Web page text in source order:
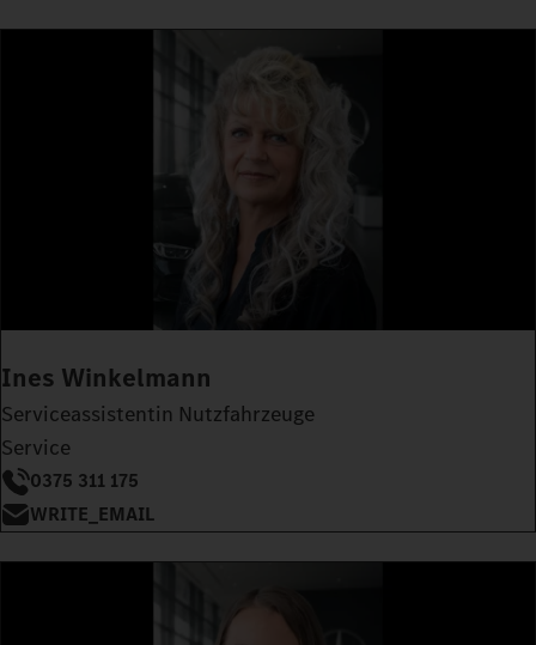
Ines Winkelmann
Serviceassistentin Nutzfahrzeuge
Service
0375 311 175
WRITE_EMAIL